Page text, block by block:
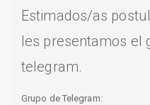
Estimados/as
les presentamos el
telegram.
Grupo de Telegram: